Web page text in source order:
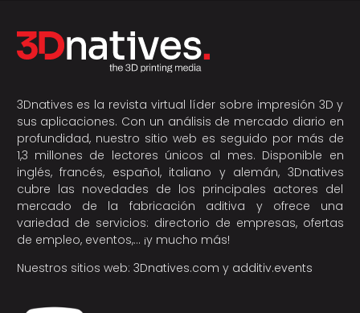
3Dnatives es la revista virtual líder sobre impresión 3D y
sus aplicaciones. Con un análisis de mercado diario en
profundidad, nuestro sitio web es seguido por más de
1,3 millones de lectores únicos al mes. Disponible en
inglés, francés, español, italiano y alemán, 3Dnatives
cubre las novedades de los principales actores del
mercado de la fabricación aditiva y ofrece una
variedad de servicios: directorio de empresas, ofertas
de empleo, eventos,… ¡y mucho más!
Nuestros sitios web: 3Dnatives.com y additiv.events